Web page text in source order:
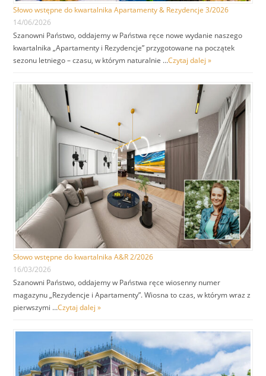
Słowo wstępne do kwartalnika Apartamenty & Rezydencje 3/2026
14/06/2026
Szanowni Państwo, oddajemy w Państwa ręce nowe wydanie naszego
kwartalnika „Apartamenty i Rezydencje” przygotowane na początek
sezonu letniego – czasu, w którym naturalnie …Czytaj dalej »
Słowo wstępne do kwartalnika A&R 2/2026
16/03/2026
Szanowni Państwo, oddajemy w Państwa ręce wiosenny numer
magazynu „Rezydencje i Apartamenty”. Wiosna to czas, w którym wraz z
pierwszymi …Czytaj dalej »